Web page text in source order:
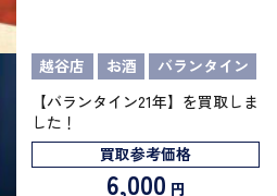
越谷店 お酒
バランタイン
【バランタイン21年】を買取しま
した！
買取参考価格
6,000 円